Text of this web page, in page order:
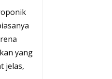
yang
jelas,